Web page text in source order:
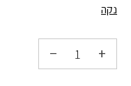
נקה